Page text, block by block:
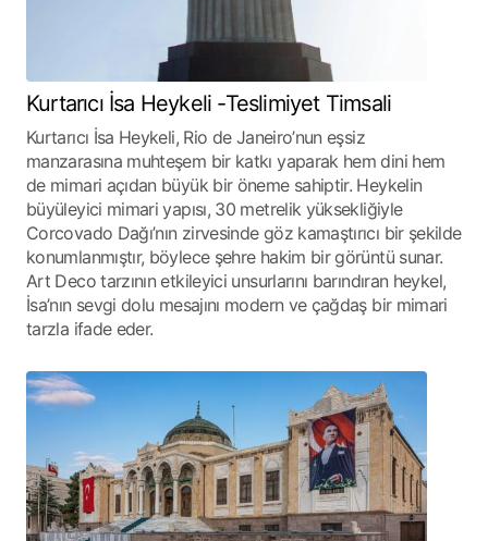
Kurtarıcı İsa Heykeli -Teslimiyet Timsali
Kurtarıcı İsa Heykeli, Rio de Janeiro’nun eşsiz
manzarasına muhteşem bir katkı yaparak hem dini hem
de mimari açıdan büyük bir öneme sahiptir. Heykelin
büyüleyici mimari yapısı, 30 metrelik yüksekliğiyle
Corcovado Dağı’nın zirvesinde göz kamaştırıcı bir şekilde
konumlanmıştır, böylece şehre hakim bir görüntü sunar.
Art Deco tarzının etkileyici unsurlarını barındıran heykel,
İsa’nın sevgi dolu mesajını modern ve çağdaş bir mimari
tarzla ifade eder.